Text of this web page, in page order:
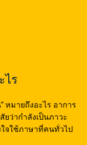
ไร
หมายถึงอะไร อาการ
ยว่ากำลังเป็นภาวะ
จใช้ภาษาที่คนทั่วไป